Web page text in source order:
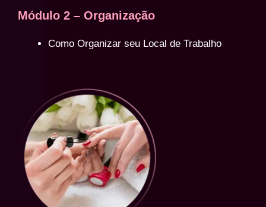
Módulo 2 – Organização
Como Organizar seu Local de Trabalho